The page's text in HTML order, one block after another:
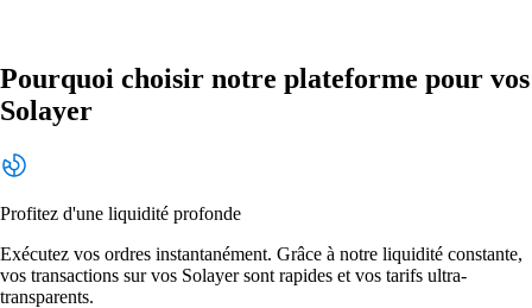
Pourquoi choisir notre plateforme pour vos
Solayer
Profitez d'une liquidité profonde
Exécutez vos ordres instantanément. Grâce à notre liquidité constante,
vos transactions sur vos Solayer sont rapides et vos tarifs ultra-
transparents.